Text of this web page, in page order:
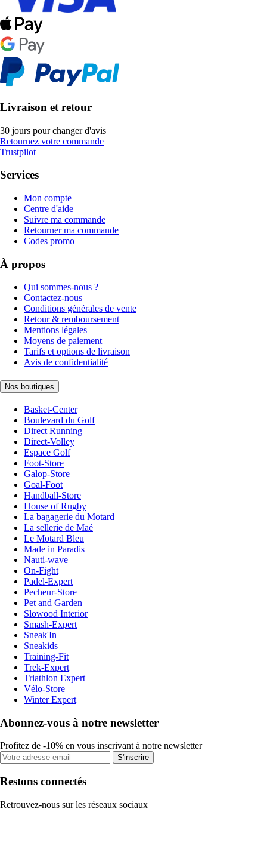
Livraison et retour
30 jours pour changer d'avis
Retournez votre commande
Trustpilot
Services
Mon compte
Centre d'aide
Suivre ma commande
Retourner ma commande
Codes promo
À propos
Qui sommes-nous ?
Contactez-nous
Conditions générales de vente
Retour & remboursement
Mentions légales
Moyens de paiement
Tarifs et options de livraison
Avis de confidentialité
Nos boutiques
Basket-Center
Boulevard du Golf
Direct Running
Direct-Volley
Espace Golf
Foot-Store
Galop-Store
Goal-Foot
Handball-Store
House of Rugby
La bagagerie du Motard
La sellerie de Maé
Le Motard Bleu
Made in Paradis
Nauti-wave
On-Fight
Padel-Expert
Pecheur-Store
Pet and Garden
Slowood Interior
Smash-Expert
Sneak'In
Sneakids
Training-Fit
Trek-Expert
Triathlon Expert
Vélo-Store
Winter Expert
Abonnez-vous à notre newsletter
Profitez de -10% en vous inscrivant à notre newsletter
S'inscrire
Restons connectés
Retrouvez-nous sur les réseaux sociaux